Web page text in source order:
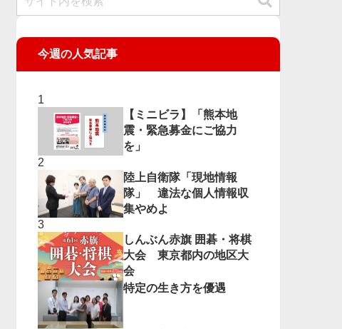
今週の人気記事
【ミニビラ】「熊本地
震・緊急募金にご協力
を」
陸上自衛隊「現地情報
隊」 違法な個人情報収
集やめよ
しんぶん赤旗 囲碁・将棋
大会 東京都内の地区大
会
特定の生き方を優遇